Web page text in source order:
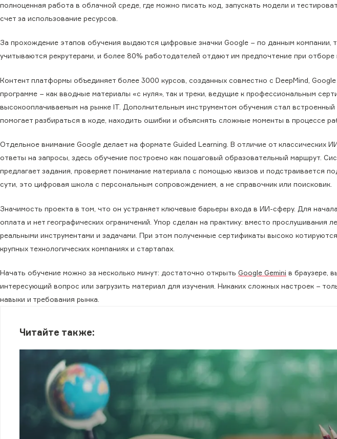
полноценная работа в облачной среде, где можно писать код, запускать модели и
счет за использование ресурсов.
За прохождение этапов обучения выдаются цифровые значки Google − по данным компании,
учитываются рекрутерами, и более 80% работодателей отдают им предпочтение при отборе
Контент платформы объединяет более 3000 курсов, созданных совместно с DeepMind,
программе − как вводные материалы «с нуля», так и треки, ведущие к профессиональным
высокооплачиваемым на рынке IT. Дополнительным инструментом обучения стал
помогает разбираться в коде, находить ошибки и объяснять сложные моменты в процессе
Отдельное внимание Google делает на формате Guided Learning. В отличие от классических
ответы на запросы, здесь обучение построено как пошаговый образовательный маршрут.
предлагает задания, проверяет понимание материала с помощью квизов и подстраивается
сути, это цифровая школа с персональным сопровождением, а не справочник или поисковик.
Значимость проекта в том, что он устраняет ключевые барьеры входа в ИИ-сферу. Для
оплата и нет географических ограничений. Упор сделан на практику: вместо прослушивания
реальными инструментами и задачами. При этом полученные сертификаты высоко
крупных технологических компаниях и стартапах.
Начать обучение можно за несколько минут: достаточно открыть Google Gemini в браузере,
интересующий вопрос или загрузить материал для изучения. Никаких сложных настроек −
навыки и требования рынка.
Читайте также: